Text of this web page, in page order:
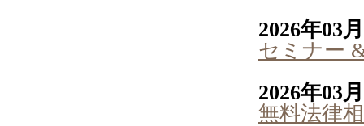
2026年03
セミナー
2026年03
無料法律